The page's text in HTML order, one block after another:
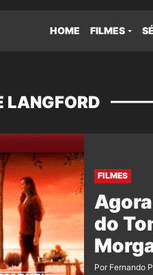
HOME FILMES
LANGFORD
FILMES
do
Por Fernando